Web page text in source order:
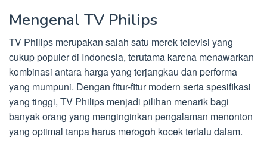
Mengenal TV Philips
TV Philips merupakan salah satu merek televisi yang
cukup populer di Indonesia, terutama karena menawarkan
kombinasi antara harga yang terjangkau dan performa
yang mumpuni. Dengan fitur-fitur modern serta spesifikasi
yang tinggi, TV Philips menjadi pilihan menarik bagi
banyak orang yang menginginkan pengalaman menonton
yang optimal tanpa harus merogoh kocek terlalu dalam.